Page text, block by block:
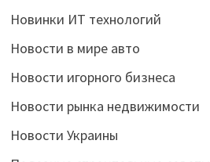
Новинки ИТ технологий
Новости в мире авто
Новости игорного бизнеса
Новости рынка недвижимости
Новости Украины